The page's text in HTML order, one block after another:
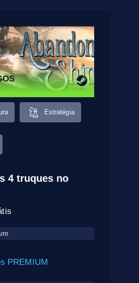
Estratégia
4 truques no
PREMIUM